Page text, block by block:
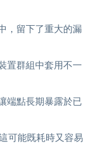
，留下了重大的漏
置群組中套用不一
端點長期暴露於已
可能既耗時又容易